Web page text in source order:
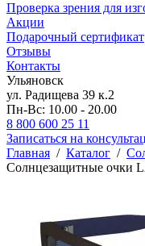
Проверка зрения для
Акции
Подарочный сертификат
Отзывы
Контакты
Ульяновск
ул. Радищева 39 к.2
Пн-Вс: 10.00 - 20.00
8 800 600 25 11
Записаться на
Главная / Каталог /
Солнцезащитные очки